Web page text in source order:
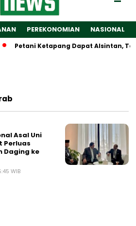
PEREKONOMIAN NASIONAL
Petani Ketapang Dapat Alsintan,
Asal Uni
Perluas
Daging ke
WIB